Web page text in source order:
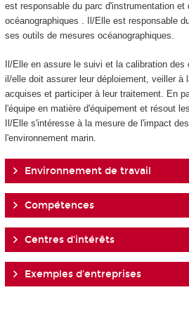
est responsable du parc d'instrumentation
océanographiques . Il/Elle est responsable
ses outils de mesures océanographiques.
Il/Elle en assure le suivi et la calibration
il/elle doit assurer leur déploiement, veiller à
acquises et participer à leur traitement. En
l'équipe en matière d'équipement et résout
Il/Elle s'intéresse à la mesure de l'impact
l'environnement marin.
Environnement de travail
Compétences
Centres d'intérêts
Exemples d'entreprises